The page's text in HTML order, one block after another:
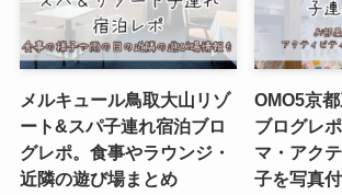
メルキュール鳥取大山リゾ
ート&スパ子連れ宿泊ブロ
グレポ。食事やラウンジ・
近隣の遊び場まとめ
OMO5京
ブログレ
マ・アク
子を写真付